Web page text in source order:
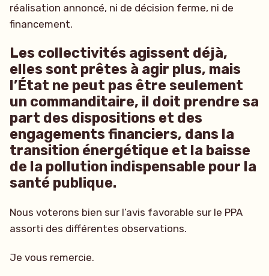
réalisation annoncé, ni de décision ferme, ni de
financement.
Les collectivités agissent déjà,
elles sont prêtes à agir plus, mais
l’État ne peut pas être seulement
un commanditaire, il doit prendre sa
part des dispositions et des
engagements financiers, dans la
transition énergétique et la baisse
de la pollution indispensable pour la
santé publique.
Nous voterons bien sur l’avis favorable sur le PPA
assorti des différentes observations.
Je vous remercie.